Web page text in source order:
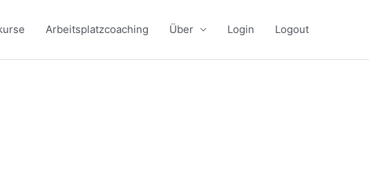
Arbeitsplatzcoaching Über Login Logout